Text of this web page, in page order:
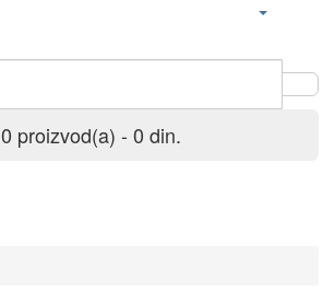
0 proizvod(a) - 0 din.